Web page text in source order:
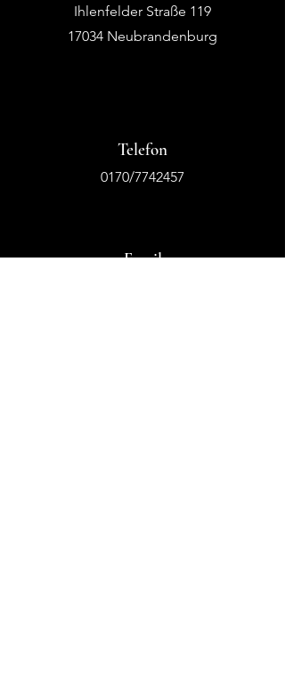
Ihlenfelder Straße 119
17034 Neubrandenburg
Telefon
0170/7742457
Email